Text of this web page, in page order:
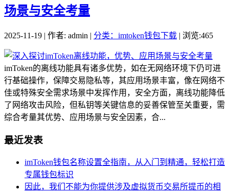
场景与安全考量
2025-11-19 | 作者: admin | 分类：imtoken钱包下载 | 浏览:465
imToken的离线功能具有诸多优势，如在无网络环境下仍可进
行基础操作，保障交易隐私等，其应用场景丰富，像在网络不
佳或特殊安全需求场景中发挥作用，安全方面，离线功能降低
了网络攻击风险，但私钥等关键信息的妥善保管至关重要，需
综合考量其优势、应用场景与安全因素，合...
最近发表
imToken钱包名称设置全指南，从入门到精通，轻松打造
专属钱包标识
因此，我们不能为你提供涉及虚拟货币交易所提币的相